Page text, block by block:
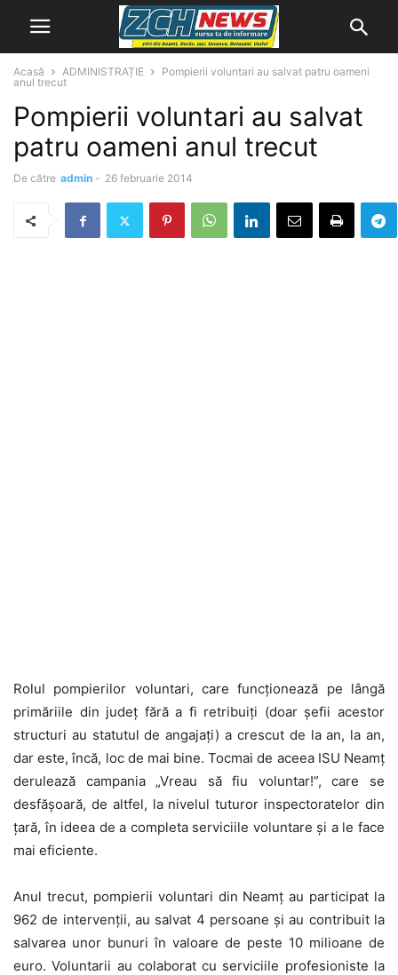
Acasă ADMINISTRAȚIE
Pompierii voluntari au salvat patru oameni
anul trecut
Pompierii voluntari au salvat
patru oameni anul trecut
De către admin - 26 februarie 2014
Rolul pompierilor voluntari, care funcţionează pe lângă
primăriile din judeţ fără a fi retribuiţi (doar şefii acestor
structuri au statutul de angajaţi) a crescut de la an, la an,
dar este, încă, loc de mai bine. Tocmai de aceea ISU Neamţ
derulează campania „Vreau să fiu voluntar!”, care se
desfăşoară, de altfel, la nivelul tuturor inspectoratelor din
ţară, în ideea de a completa serviciile voluntare şi a le face
mai eficiente.
Anul trecut, pompierii voluntari din Neamţ au participat la
962 de intervenţii, au salvat 4 persoane şi au contribuit la
salvarea unor bunuri în valoare de peste 10 milioane de
euro. Voluntarii au colaborat cu serviciile profesioniste la